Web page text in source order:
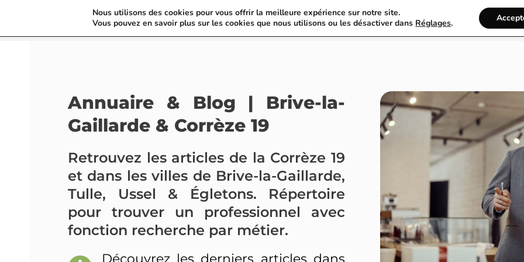
France Annuaire Rechercher
Annuaire & Blog | Brive-la-
Gaillarde & Corrèze 19
Retrouvez les articles de la Corrèze 19
et dans les villes de Brive-la-Gaillarde,
Tulle, Ussel & Égletons. Répertoire
pour trouver un professionnel avec
fonction recherche par métier.
Découvrez les derniers articles dans
Nous utilisons des cookies pour vous offrir la meilleure expérience sur notre site.
Vous pouvez en savoir plus sur les cookies que nous utilisons ou les désactiver dans Réglages.